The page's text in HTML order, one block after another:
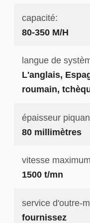
capacité:
80-350 M/H
langue de
L'anglais,
roumain,
épaisseur
80 millimètres
vitesse
1500 t/mn
service d'outre-
fournissez